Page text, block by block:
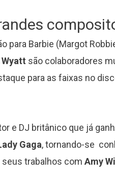
são colaboradores
para as faixas no
e DJ britânico que já
Gaga, tornando-se
trabalhos com Amy